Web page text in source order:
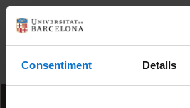
Consentiment Detalls
Sort